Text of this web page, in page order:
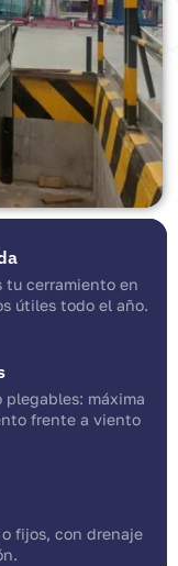
tu cerramiento en
útiles todo el año.
plegables: máxima
frente a viento
fijos, con drenaje